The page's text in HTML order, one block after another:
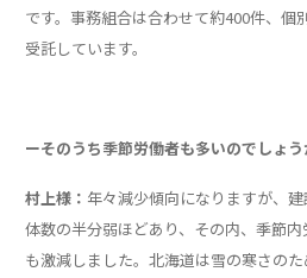
です。事務組合は合わせて約400件、個
受託しています。
ーそのうち季節労働者も多いのでしょう
村上様： 年々減少傾向になりますが、
体数の半分弱ほどあり、その内、季節
も激減しました。北海道は雪の寒さの